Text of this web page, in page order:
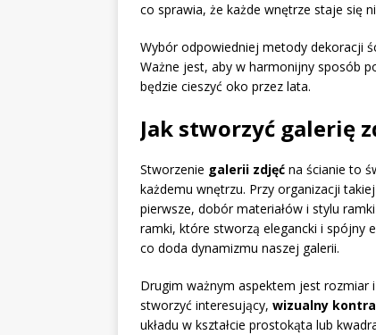
co sprawia, że każde wnętrze staje się
Wybór odpowiedniej metody dekoracji
Ważne jest, aby w harmonijny sposób
będzie cieszyć oko przez lata.
Jak stworzyć galerię
Stworzenie galerii zdjęć na ścianie to
każdemu wnętrzu. Przy organizacji
pierwsze, dobór materiałów i stylu
ramki, które stworzą elegancki i spójny
co doda dynamizmu naszej galerii.
Drugim ważnym aspektem jest rozmiar
stworzyć interesujący, wizualny
układu w kształcie prostokąta lub